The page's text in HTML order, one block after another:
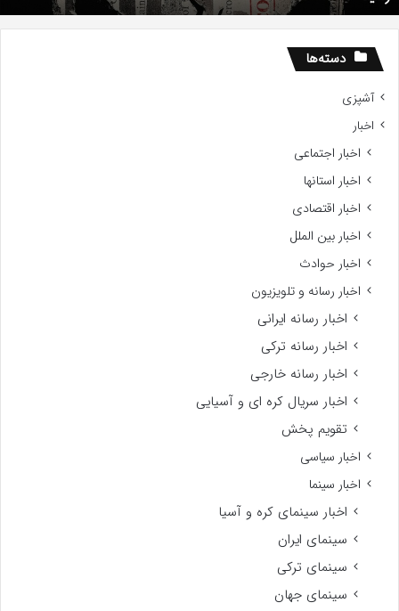
از
راه
رسید
دسته‌ها
آشپزی
اخبار
اخبار اجتماعی
اخبار استانها
اخبار اقتصادی
اخبار بین الملل
اخبار حوادث
اخبار رسانه و تلویزیون
اخبار رسانه ایرانی
اخبار رسانه ترکی
اخبار رسانه خارجی
اخبار سریال کره ای و آسیایی
تقویم پخش
اخبار سیاسی
اخبار سینما
اخبار سینمای کره و آسیا
سینمای ایران
سینمای ترکی
سینمای جهان